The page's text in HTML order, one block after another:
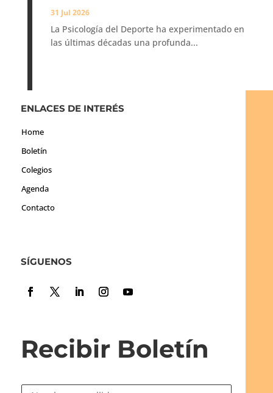
31 Jul 2026
La Psicología del Deporte ha experimentado en
las últimas décadas una profunda...
ENLACES DE INTERÉS
Home
Boletín
Colegios
Agenda
Contacto
SÍGUENOS
Recibir Boletín
N